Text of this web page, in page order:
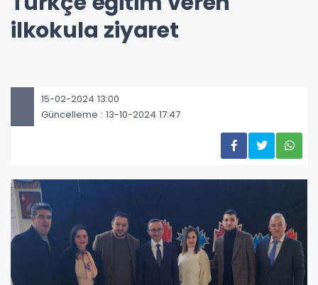
ilkokula ziyaret
15-02-2024 13:00
Güncelleme : 13-10-2024 17:47